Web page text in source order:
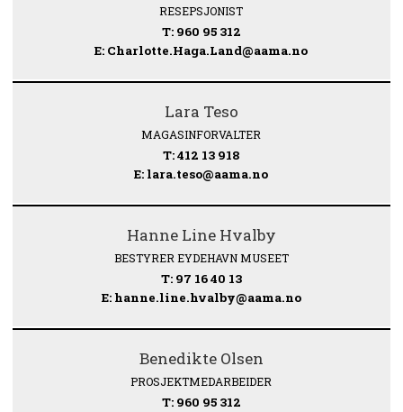
RESEPSJONIST
T: 960 95 312
E: Charlotte.Haga.Land@aama.no
Lara Teso
MAGASINFORVALTER
T: 412 13 918
E: lara.teso@aama.no
Hanne Line Hvalby
BESTYRER EYDEHAVN MUSEET
T: 97 16 40 13
E: hanne.line.hvalby@aama.no
Benedikte Olsen
PROSJEKTMEDARBEIDER
T: 960 95 312